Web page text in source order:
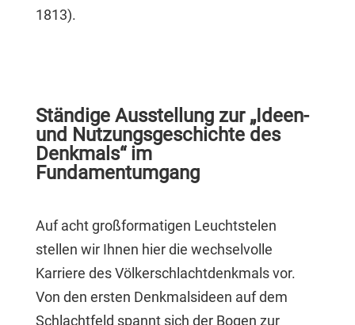
1813).
Ständige Ausstellung zur „Ideen-
und Nutzungsgeschichte des
Denkmals“ im
Fundamentumgang
Auf acht großformatigen Leuchtstelen
stellen wir Ihnen hier die wechselvolle
Karriere des Völkerschlachtdenkmals vor.
Von den ersten Denkmalsideen auf dem
Schlachtfeld spannt sich der Bogen zur